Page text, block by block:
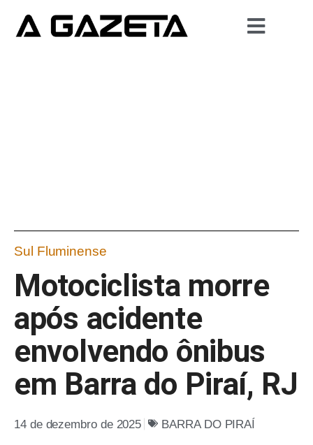
Sul Fluminense
Motociclista morre
após acidente
envolvendo ônibus
em Barra do Piraí, RJ
14 de dezembro de 2025 BARRA DO PIRAÍ